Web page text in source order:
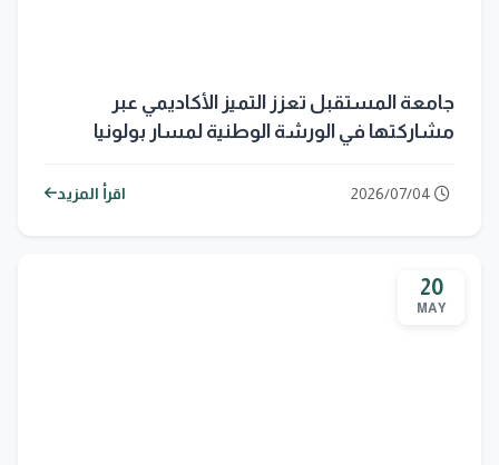
جامعة المستقبل تعزز التميز الأكاديمي عبر
مشاركتها في الورشة الوطنية لمسار بولونيا
اقرأ المزيد
20
MAY